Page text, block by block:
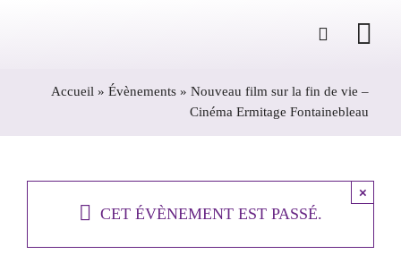
Accueil »Évènements »Nouveau film sur la fin de vie –
Cinéma Ermitage Fontainebleau
CET ÉVÈNEMENT EST PASSÉ.
×